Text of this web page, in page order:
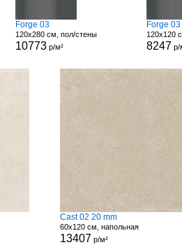
Forge 03
120x280 см, пол/стены
10773 р/м²
Forge
120x120
8247 р/
Cast 02 20 mm
60x120 см, напольная
13407 р/м²